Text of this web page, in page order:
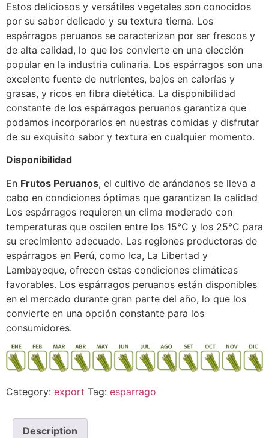
Estos deliciosos y versátiles vegetales son conocidos
por su sabor delicado y su textura tierna. Los
espárragos peruanos se caracterizan por ser frescos y
de alta calidad, lo que los convierte en una elección
popular en la industria culinaria. Los espárragos son una
excelente fuente de nutrientes, bajos en calorías y
grasas, y ricos en fibra dietética. La disponibilidad
constante de los espárragos peruanos garantiza que
podamos incorporarlos en nuestras comidas y disfrutar
de su exquisito sabor y textura en cualquier momento.
Disponibilidad
En Frutos Peruanos, el cultivo de arándanos se lleva a
cabo en condiciones óptimas que garantizan la calidad
Los espárragos requieren un clima moderado con
temperaturas que oscilen entre los 15°C y los 25°C para
su crecimiento adecuado. Las regiones productoras de
espárragos en Perú, como Ica, La Libertad y
Lambayeque, ofrecen estas condiciones climáticas
favorables. Los espárragos peruanos están disponibles
en el mercado durante gran parte del año, lo que los
convierte en una opción constante para los
consumidores.
Category: export Tag: esparrago
Description